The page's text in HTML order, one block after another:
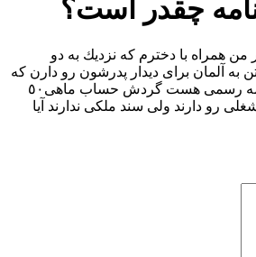
است؟
دخترم كه نزديك به دو
ديدار پدرشون رو دارن كه
مداركى كه دارند دعوتنامه رسمى هست گردش حساب ماهى٥٠
ولى سند ملكى ندارند آيا